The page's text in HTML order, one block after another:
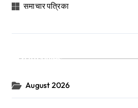
समाचार पत्रिका
Archives
August 2026